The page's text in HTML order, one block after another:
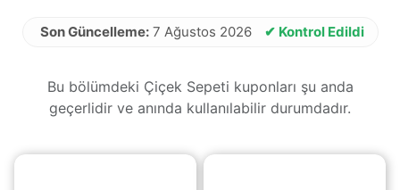
Son Güncelleme:7 Ağustos 2026 ✔ Kontrol Edildi
Bu bölümdeki Çiçek Sepeti kuponları şu anda
geçerlidir ve anında kullanılabilir durumdadır.